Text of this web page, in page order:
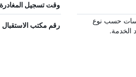
وقت تسجيل المغادرة
حسب نوع
الخدمة.
رقم مكتب الاستقبال